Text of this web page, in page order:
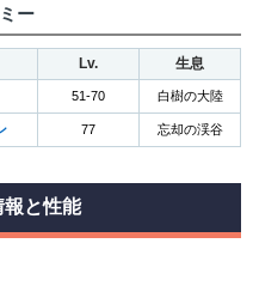
ー
Lv. 生息
51-70 白樹の大陸
77 忘却の渓谷
報と性能